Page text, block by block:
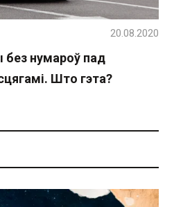
нумароў пад
Што гэта?
20.08.2020